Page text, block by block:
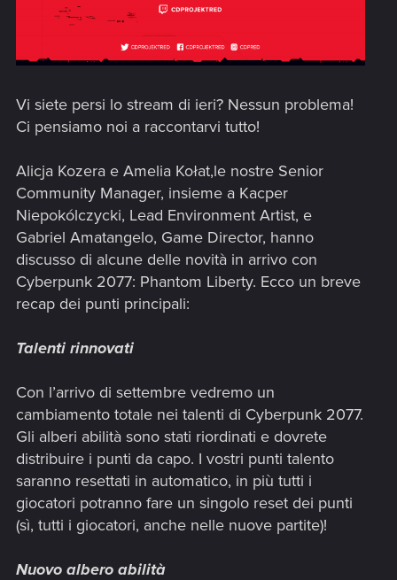
Vi siete persi lo stream di ieri? Nessun problema!
Ci pensiamo noi a raccontarvi tutto!
Alicja Kozera e Amelia Kołat,le nostre Senior
Community Manager, insieme a Kacper
Niepokólczycki, Lead Environment Artist, e
Gabriel Amatangelo, Game Director, hanno
discusso di alcune delle novità in arrivo con
Cyberpunk 2077: Phantom Liberty. Ecco un breve
recap dei punti principali:
Talenti rinnovati
Con l’arrivo di settembre vedremo un
cambiamento totale nei talenti di Cyberpunk 2077.
Gli alberi abilità sono stati riordinati e dovrete
distribuire i punti da capo. I vostri punti talento
saranno resettati in automatico, in più tutti i
giocatori potranno fare un singolo reset dei punti
(sì, tutti i giocatori, anche nelle nuove partite)!
Nuovo albero abilità